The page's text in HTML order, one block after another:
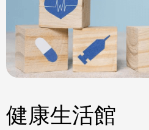
健康生活館